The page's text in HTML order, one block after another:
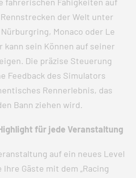
der Welt unter
Monaco oder Le
kann sein Können auf seiner
Die präzise Steuerung
Feedback des Simulators
Rennerlebnis, das
Bann ziehen wird.
für jede Veranstaltung
auf ein neues Level
Gäste mit dem „Racing